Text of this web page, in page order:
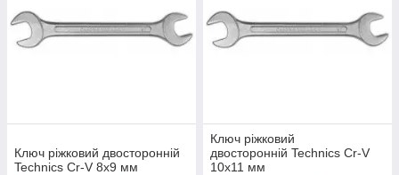
Ключ ріжковий двосторонній
Technics Cr-V 8х9 мм
Ключ ріжковий
двосторонній Technics Cr-V
10х11 мм